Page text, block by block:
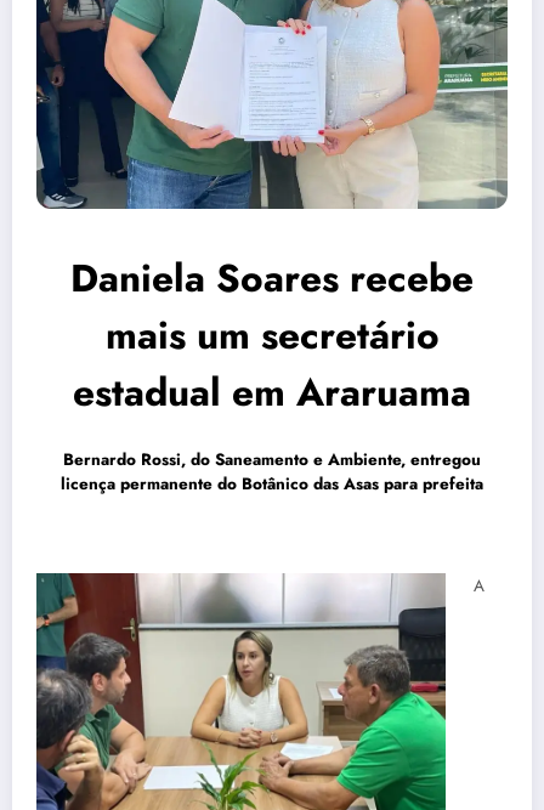
Daniela Soares recebe
mais um secretário
estadual em Araruama
Bernardo Rossi, do Saneamento e Ambiente, entregou
licença permanente do Botânico das Asas para prefeita
A